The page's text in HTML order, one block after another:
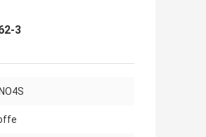
3